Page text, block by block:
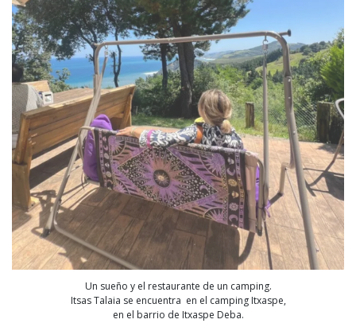
Un sueño y el restaurante de un camping.
Itsas Talaia se encuentra en el camping Itxaspe,
en el barrio de Itxaspe Deba.